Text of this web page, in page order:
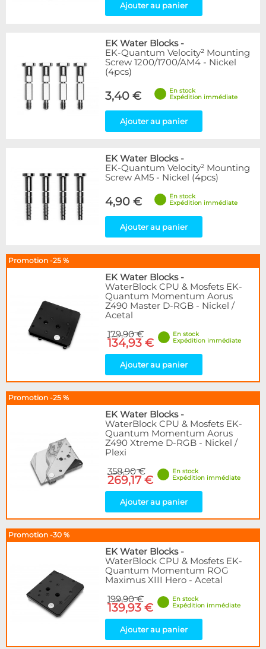
Ajouter au panier
EK Water Blocks-
EK-Quantum Velocity² Mounting
Screw 1200/1700/AM4 - Nickel
(4pcs)
3,40 €
En stock
Expédition immédiate
Ajouter au panier
EK Water Blocks-
EK-Quantum Velocity² Mounting
Screw AM5 - Nickel (4pcs)
4,90 €
En stock
Expédition immédiate
Ajouter au panier
Promotion -25 %
EK Water Blocks-
WaterBlock CPU & Mosfets EK-
Quantum Momentum Aorus
Z490 Master D-RGB - Nickel /
Acetal
179,90 €
134,93 €
En stock
Expédition immédiate
Ajouter au panier
Promotion -25 %
EK Water Blocks-
WaterBlock CPU & Mosfets EK-
Quantum Momentum Aorus
Z490 Xtreme D-RGB - Nickel /
Plexi
358,90 €
269,17 €
En stock
Expédition immédiate
Ajouter au panier
Promotion -30 %
EK Water Blocks-
WaterBlock CPU & Mosfets EK-
Quantum Momentum ROG
Maximus XIII Hero - Acetal
199,90 €
139,93 €
En stock
Expédition immédiate
Ajouter au panier